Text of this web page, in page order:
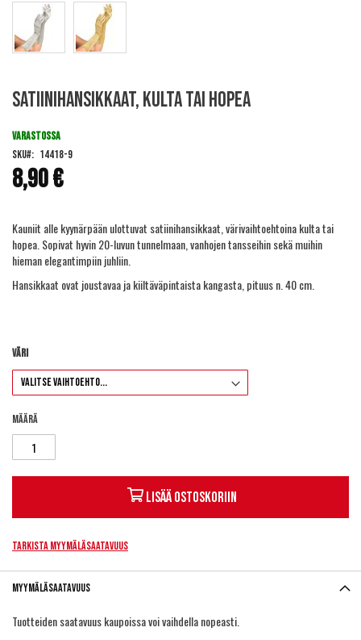
to
beginning
the
images
gallery
Satiinihansikkaat, kulta tai hopea
8,90 €
VARASTOSSA
SKU
14418-9
Kauniit alle kyynärpään ulottuvat satiinihansikkaat, värivaihtoehtoina kulta tai
hopea. Sopivat hyvin 20-luvun tunnelmaan, vanhojen tansseihin sekä muihin
hieman elegantimpiin juhliin.
Hansikkaat ovat joustavaa ja kiiltäväpintaista kangasta, pituus n. 40 cm.
Väri
Määrä
Lisää ostoskoriin
Tarkista myymäläsaatavuus
Myymäläsaatavuus
Tuotteiden saatavuus kaupoissa voi vaihdella nopeasti.